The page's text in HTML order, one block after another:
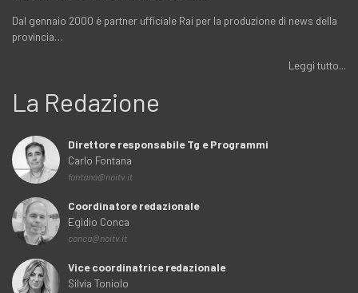
Dal gennaio 2000 è partner ufficiale Rai per la produzione di news della
provincia…
Leggi tutto...
La Redazione
Direttore responsabile Tg e Programmi
Carlo Fontana
fontana@noitv.it
Coordinatore redazionale
Egidio Conca
conca@noitv.it
Vice coordinatrice redazionale
Silvia Toniolo